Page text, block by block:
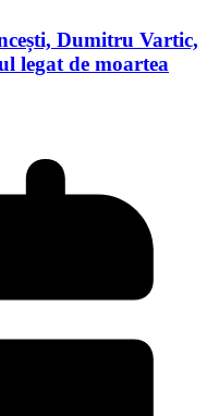
Dumitru Vartic,
legat de moartea